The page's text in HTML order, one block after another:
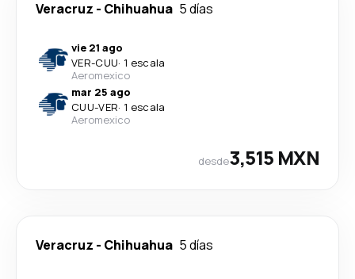
Veracruz - Chihuahua 5 días
vie 21 ago
VER-CUU· 1 escala
Aeromexico
mar 25 ago
CUU-VER· 1 escala
Aeromexico
desde3,515 MXN
Veracruz - Chihuahua 5 días